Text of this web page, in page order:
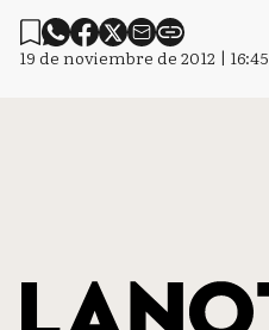
19 de noviembre de 2012 | 16:45